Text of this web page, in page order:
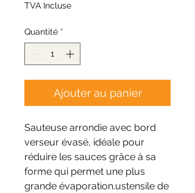
TVA Incluse
Quantité *
Ajouter au panier
Sauteuse arrondie avec bord
verseur évasé, idéale pour
réduire les sauces grâce à sa
forme qui permet une plus
grande évaporation.ustensile de